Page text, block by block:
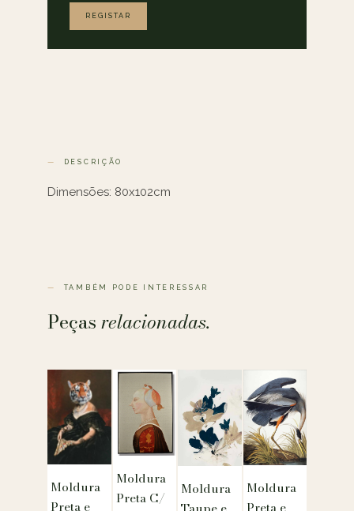
REGISTAR
DESCRIÇÃO
Dimensões: 80x102cm
TAMBÉM PODE INTERESSAR
Peçasrelacionadas.
Moldura
Preta e
Moldura
Preta C/
Moldura
Moldura